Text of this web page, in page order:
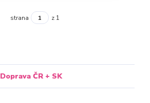
strana z 1
Doprava ČR + SK